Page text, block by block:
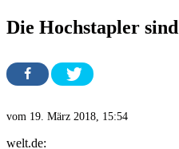
Die Hochstapler
vom 19. März 2018, 15:54
welt.de: